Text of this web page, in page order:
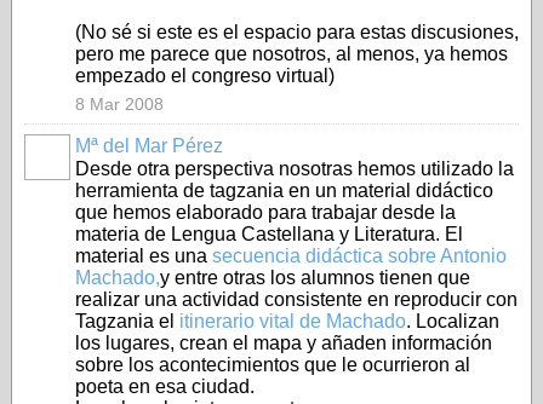
(No sé si este es el espacio para estas discusiones,
pero me parece que nosotros, al menos, ya hemos
empezado el congreso virtual)
8 Mar 2008
Mª del Mar Pérez
Desde otra perspectiva nosotras hemos utilizado la
herramienta de tagzania en un material didáctico
que hemos elaborado para trabajar desde la
materia de Lengua Castellana y Literatura. El
material es una secuencia didáctica sobre Antonio
Machado,y entre otras los alumnos tienen que
realizar una actividad consistente en reproducir con
Tagzania el itinerario vital de Machado. Localizan
los lugares, crean el mapa y añaden información
sobre los acontecimientos que le ocurrieron al
poeta en esa ciudad.